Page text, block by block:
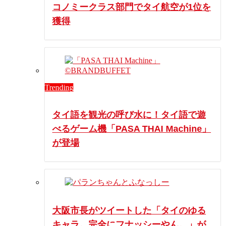
コノミークラス部門でタイ航空が1位を
獲得
Trending
タイ語を観光の呼び水に！タイ語で遊
べるゲーム機「PASA THAI Machine」
が登場
大阪市長がツイートした「タイのゆる